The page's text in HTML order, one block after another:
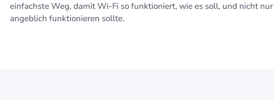
einfachste Weg, damit Wi‑Fi so funktioniert, wie es soll, und nicht nur
angeblich funktionieren sollte.